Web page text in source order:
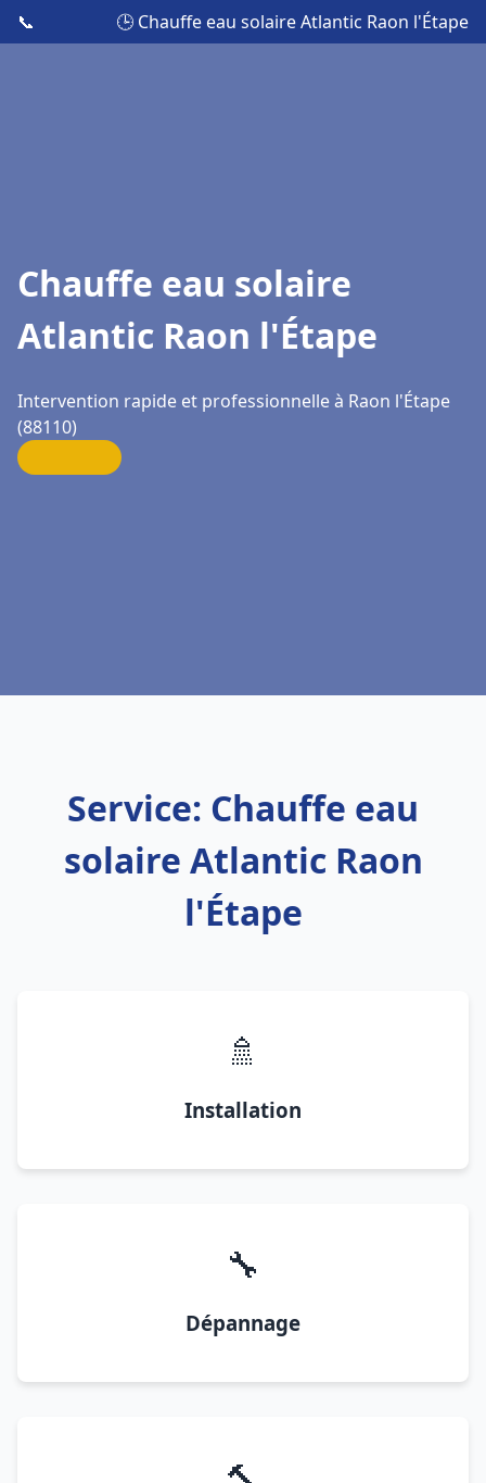
📞 🕒 Chauffe eau solaire Atlantic Raon l'Étape
Chauffe eau solaire
Atlantic Raon l'Étape
Intervention rapide et professionnelle à Raon l'Étape
(88110)
Service: Chauffe eau
solaire Atlantic Raon
l'Étape
🚿
Installation
🔧
Dépannage